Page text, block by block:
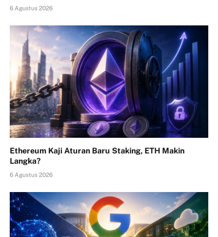
6 Agustus 2026
Ethereum Kaji Aturan Baru Staking, ETH Makin
Langka?
6 Agustus 2026